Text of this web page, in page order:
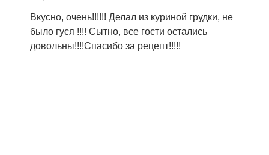
Вкусно, очень!!!!!! Делал из куриной грудки, не
было гуся !!!! Сытно, все гости остались
довольны!!!!Спасибо за рецепт!!!!!